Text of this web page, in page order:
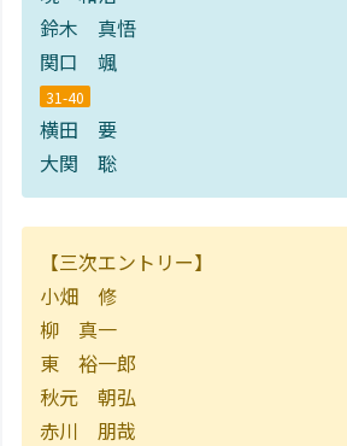
鈴木 真悟
関口 颯
31-40
横田 要
大関 聡
【三次エントリー】
小畑 修
柳 真一
東 裕一郎
秋元 朝弘
赤川 朋哉